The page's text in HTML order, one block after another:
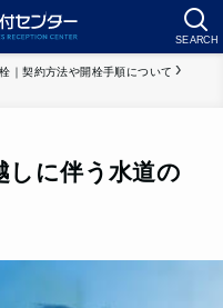
SEARCH
｜契約方法や開栓手順について
しに伴う水道の